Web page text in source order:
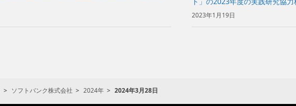
インテーマに、障がいの有無
実践研究を実施～ | 企業・IR |
2023年1月19日
ソフトバンク株式会社 2024年 2024年3月28日